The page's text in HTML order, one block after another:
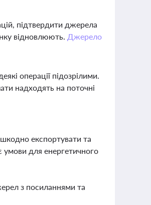
підтвердити джерела
відновлюють. Джерело
операції підозрілими.
надходять на поточні
експортувати та
умови для енергетичного
з посиланнями та